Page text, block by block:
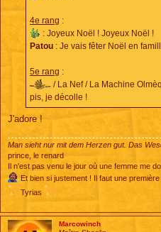
4e rang :
: Joyeux Noël ! Joyeux Noël !
Patou : Je vais fêter Noël en
5e rang :
/ La Nef / La Machine
pis, je décolle !
J'adore !
Man sieht nur mit dem Herzen gut. Das
prince, le renard
Il n'est pas venu le jour où une femme me
Et bien si justement ! Il faut une première
Tyrias
Marcowinch